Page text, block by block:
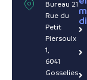
Bureau 21
Rue du
Petit
Piersoulx
1,
6041
Gosselies